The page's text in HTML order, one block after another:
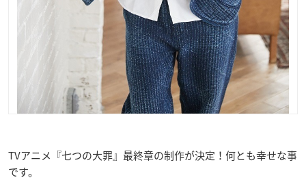
TVアニメ『七つの大罪』最終章の制作が決定！何とも幸せな事
です。